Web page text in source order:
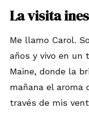
La visita
Me llamo Carol.
años y vivo en un
Maine, donde la
mañana el aroma
través de mis